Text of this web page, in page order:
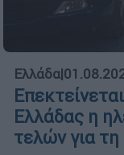
Ελλάδα|
Ελλάδας η
τελών για